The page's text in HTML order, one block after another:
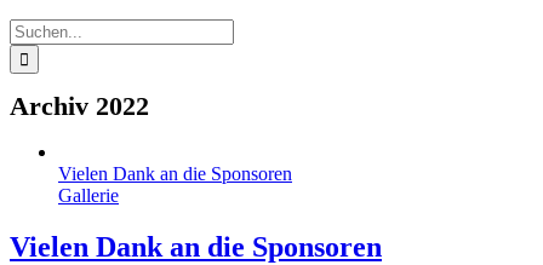
Suche
nach:
Archiv 2022
Vielen Dank an die Sponsoren
Gallerie
Vielen Dank an die Sponsoren